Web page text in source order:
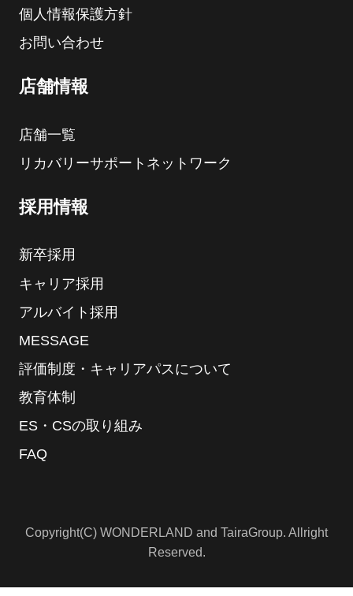
個人情報保護方針
お問い合わせ
店舗情報
店舗一覧
リカバリーサポートネットワーク
採用情報
新卒採用
キャリア採用
アルバイト採用
MESSAGE
評価制度・キャリアパスについて
教育体制
ES・CSの取り組み
FAQ
Copyright(C) WONDERLAND and TairaGroup. Allright
Reserved.